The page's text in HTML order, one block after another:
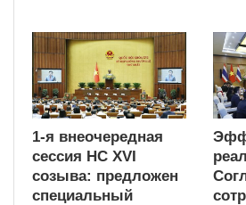
1-я внеочередная
сессия НС XVI
созыва: предложен
специальный